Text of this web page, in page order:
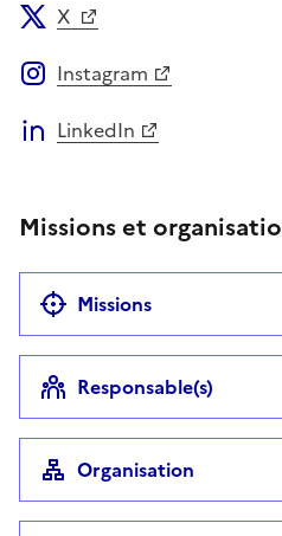
X
Instagram
LinkedIn
Missions et
Missions
Responsable(s)
Organisation